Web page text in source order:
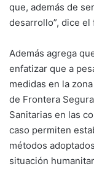
que, además de
desarrollo”, dice el
Además agrega
enfatizar que a
medidas en la
de Frontera
Sanitarias en las
caso permiten
métodos
situación